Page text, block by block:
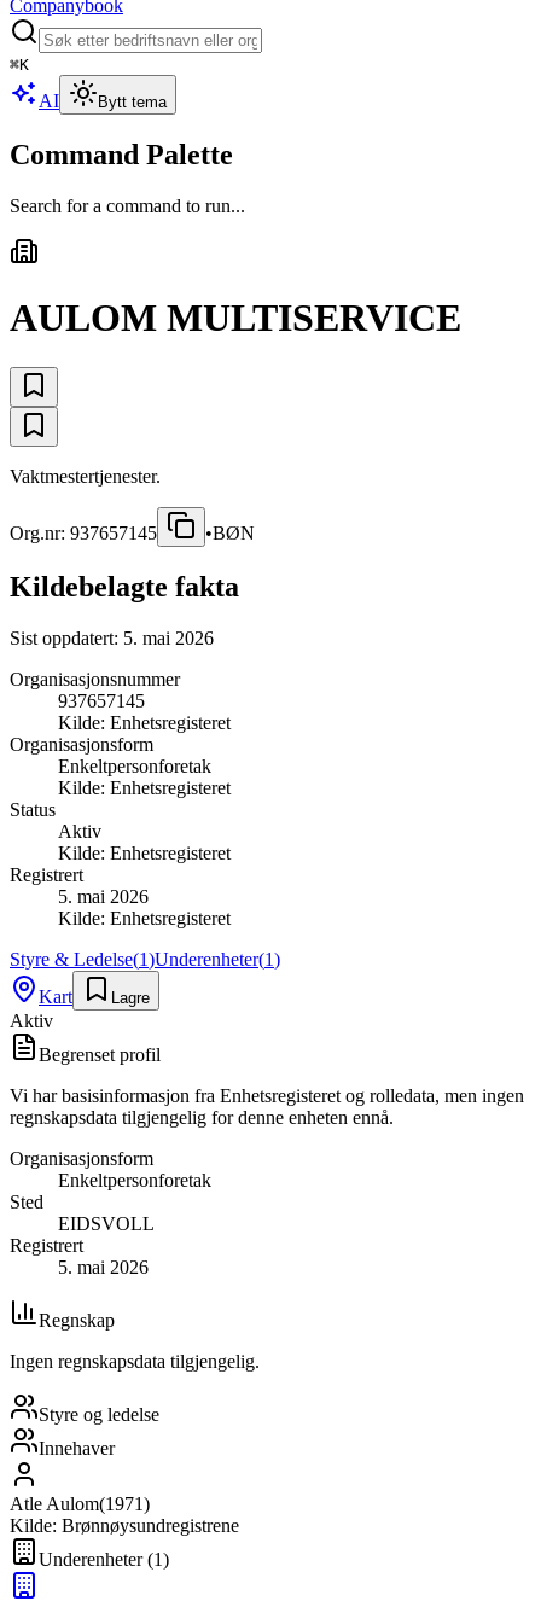
Companybook
⌘K
AI Bytt tema
Command Palette
Search for a command to run...
AULOM MULTISERVICE
Vaktmestertjenester.
Org.nr: 937657145 •BØN
Kildebelagte fakta
Sist oppdatert: 5. mai 2026
Organisasjonsnummer
937657145
Kilde: Enhetsregisteret
Organisasjonsform
Enkeltpersonforetak
Kilde: Enhetsregisteret
Status
Aktiv
Kilde: Enhetsregisteret
Registrert
5. mai 2026
Kilde: Enhetsregisteret
Styre & Ledelse(1)Underenheter(1)
Kart
Lagre
Aktiv
Begrenset profil
Vi har basisinformasjon fra Enhetsregisteret og rolledata, men ingen
regnskapsdata tilgjengelig for denne enheten ennå.
Organisasjonsform
Enkeltpersonforetak
Sted
EIDSVOLL
Registrert
5. mai 2026
Regnskap
Ingen regnskapsdata tilgjengelig.
Styre og ledelse
Innehaver
Atle Aulom(1971)
Kilde: Brønnøysundregistrene
Underenheter(1)